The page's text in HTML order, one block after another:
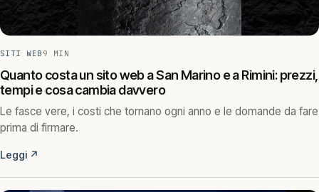
SITI WEB 9 MIN
Quanto costa un sito web a San Marino e a Rimini: prezzi,
tempi e cosa cambia davvero
Le fasce vere, i costi che tornano ogni anno e le domande da fare
prima di firmare.
Leggi ↗